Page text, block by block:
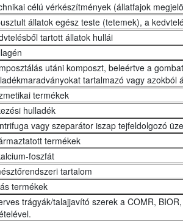
célú vérkészítmények (állatfajok
állatok egész teste (tetemek), a
tartott állatok hullái
utáni komposzt, beleértve a
tartalmazó vagy azokból
termékek
hulladék
vagy szeparátor iszap tejfeldolgozó
termékek
foszfát
tartalom
termékek
trágyák/talajjavító szerek a COMR,